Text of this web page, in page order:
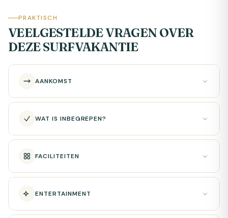
PRAKTISCH
VEELGESTELDE VRAGEN OVER
DEZE SURFVAKANTIE
AANKOMST
WAT IS INBEGREPEN?
FACILITEITEN
ENTERTAINMENT